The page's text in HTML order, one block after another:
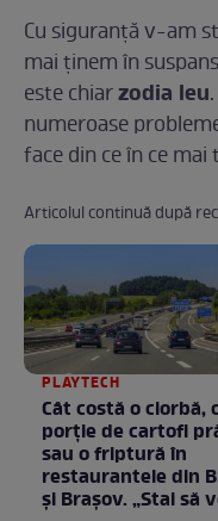
Cu siguranță v-am
mai ținem în
este chiarzodia leu
numeroase
face din ce în ce
Articolul continuă după
PLAYTECH
Cât costă o ciorbă,
porţie de cartofi
sau o friptură în
restaurantele din
şi Braşov. „Stai să